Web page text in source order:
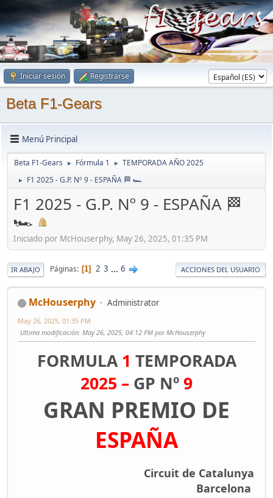
Iniciar sesión Registrarse
Beta F1-Gears
Menú Principal
Beta F1-Gears ► Fórmula 1 ► TEMPORADA AÑO 2025
► F1 2025 - G.P. Nº 9 - ESPAÑA 🏁 🏎
F1 2025 - G.P. Nº 9 - ESPAÑA 🏁
🏎
Iniciado por McHouserphy, May 26, 2025, 01:35 PM
IR ABAJO Páginas 1 2 3 ... 6 ACCIONES DEL USUARIO
McHouserphy Administrator
May 26, 2025, 01:35 PM
Ultima modificación: May 26, 2025, 04:12 PM por McHouserphy
FORMULA1 TEMPORADA
2025 – GP Nº9
GRAN PREMIO DE
ESPAÑA
Circuit de Catalunya
Barcelona